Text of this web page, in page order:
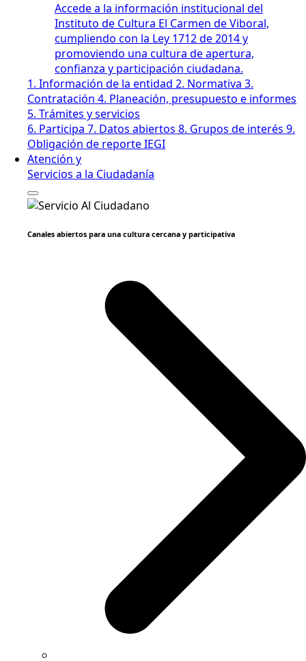
Accede a la información institucional del
Instituto de Cultura El Carmen de Viboral,
cumpliendo con la Ley 1712 de 2014 y
promoviendo una cultura de apertura,
confianza y participación ciudadana.
1. Información de la entidad 2. Normativa 3.
Contratación 4. Planeación, presupuesto e informes
5. Trámites y servicios
6. Participa 7. Datos abiertos 8. Grupos de interés 9.
Obligación de reporte IEGI
Atención y
Servicios a la Ciudadanía
Canales abiertos para una cultura cercana y participativa